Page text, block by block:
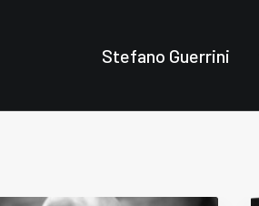
Stefano Guerrini